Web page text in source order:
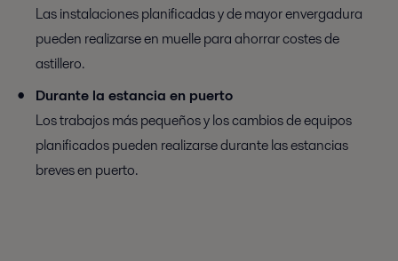
Las instalaciones planificadas y de mayor envergadura
pueden realizarse en muelle para ahorrar costes de
astillero.
Durante la estancia en puerto
Los trabajos más pequeños y los cambios de equipos
planificados pueden realizarse durante las estancias
breves en puerto.